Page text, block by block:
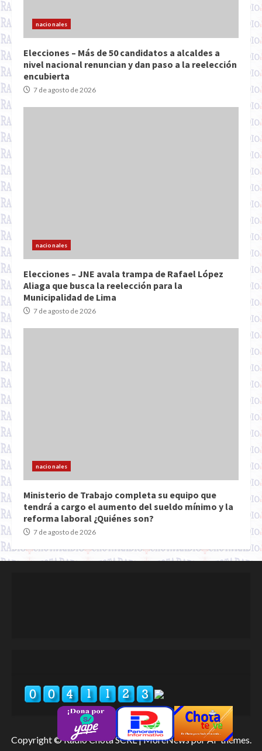
nacionales
Elecciones – Más de 50 candidatos a alcaldes a
nivel nacional renuncian y dan paso a la reelección
encubierta
7 de agosto de 2026
nacionales
Elecciones – JNE avala trampa de Rafael López
Aliaga que busca la reelección para la
Municipalidad de Lima
7 de agosto de 2026
nacionales
Ministerio de Trabajo completa su equipo que
tendrá a cargo el aumento del sueldo mínimo y la
reforma laboral ¿Quiénes son?
7 de agosto de 2026
Copyright © Radio Chota SCRL|MoreNewspor AF themes.